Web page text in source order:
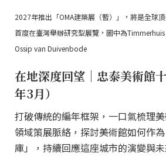
2027年推出「OMA建築展（暫）」，將是全球
首度在臺灣舉辦研究型展覽，圖中為
Ossip van Duivenbode
在地深度回望｜忠泰美術館
年3月）
打破傳統的編年框架，一口氣梳理
領域策展脈絡，探討美術館如何作
庫」，持續回應這座城市的演變與